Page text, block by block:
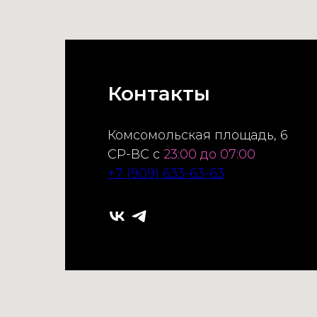
Контакты
Комсомольская площадь, 6
СР-ВС с 23:00 до 07:00
+7 (909) 633-63-63